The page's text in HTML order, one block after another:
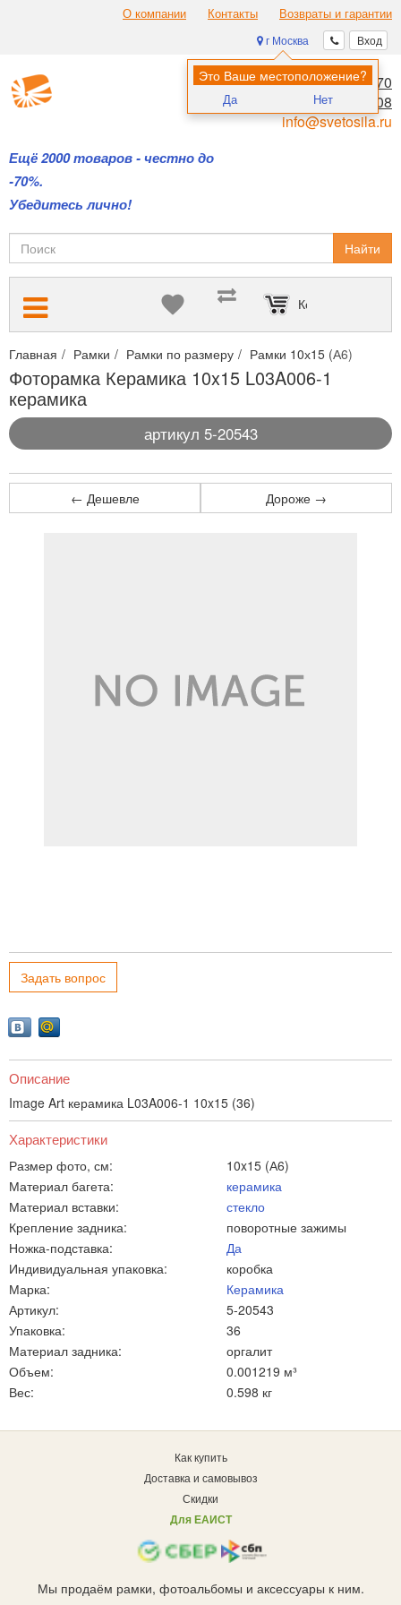
О компании Контакты Возвраты и гарантии
Вход
г Москва
Это Ваше местоположение?
Да Нет
Ещё 2000 товаров - честно до
-70%.
Убедитесь лично!
8 (495) 970-00-70
8 (800) 700-11-08
info@svetosila.ru
Найти
Корзина пуста
Главная Рамки Рамки по размеру Рамки 10х15 (А6)
Фоторамка Керамика 10x15 L03A006-1
керамика
артикул 5-20543
← Дешевле Дороже →
Задать вопрос
Описание
Image Art керамика L03A006-1 10x15 (36)
Характеристики
Размер фото, см:
10x15 (А6)
Материал багета:
керамика
Материал вставки:
стекло
Крепление задника:
поворотные зажимы
Ножка-подставка:
Да
Индивидуальная упаковка:
коробка
Марка:
Керамика
Артикул:
5-20543
Упаковка:
36
Материал задника:
оргалит
Объем:
0.001219 м³
Вес:
0.598 кг
Как купить
Доставка и самовывоз
Скидки
Для ЕАИСТ
Мы продаём рамки, фотоальбомы и аксессуары к ним.